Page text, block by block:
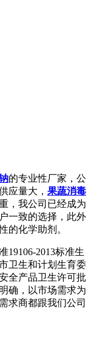
的专业性厂家，公
应量大， 果蔬消毒
，我公司已经成为
一致的选择，此外
的化学助剂。
2013标准生
卫生和计划生育委
全产品卫生许可批
确，以市场需求为
求商都跟我们公司